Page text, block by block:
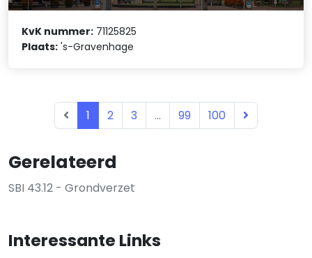
Gerelateerd
SBI 43.12 - Grondverzet
Interessante Links
KvK nummer: 71125825
Plaats: 's-Gravenhage
1 2 3 ... 99 100